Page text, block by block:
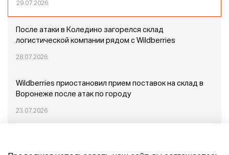
29.07.2026
После атаки в Коледино загорелся склад
логистической компании рядом с Wildberries
28.07.2026
Wildberries приостановил прием поставок на склад в
Воронеже после атак по городу
23.07.2026